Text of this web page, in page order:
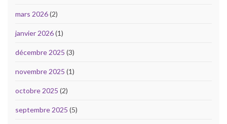
mars 2026(2)
janvier 2026(1)
décembre 2025 (3)
novembre 2025 (1)
octobre 2025 (2)
septembre 2025 (5)